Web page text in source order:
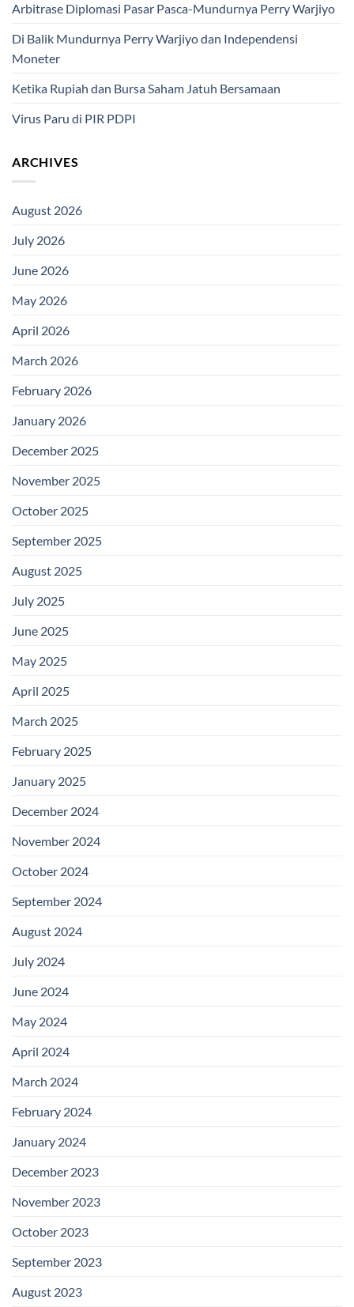
Arbitrase Diplomasi Pasar Pasca-Mundurnya Perry Warjiyo
Di Balik Mundurnya Perry Warjiyo dan Independensi
Moneter
Ketika Rupiah dan Bursa Saham Jatuh Bersamaan
Virus Paru di PIR PDPI
ARCHIVES
August 2026
July 2026
June 2026
May 2026
April 2026
March 2026
February 2026
January 2026
December 2025
November 2025
October 2025
September 2025
August 2025
July 2025
June 2025
May 2025
April 2025
March 2025
February 2025
January 2025
December 2024
November 2024
October 2024
September 2024
August 2024
July 2024
June 2024
May 2024
April 2024
March 2024
February 2024
January 2024
December 2023
November 2023
October 2023
September 2023
August 2023